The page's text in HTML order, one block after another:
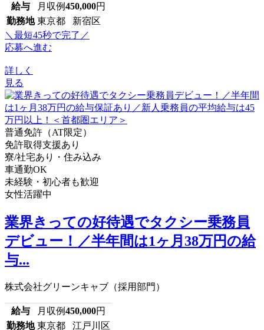
給与 月収例450,000円
勤務地 東京都 新宿区
＼最短45秒で完了／
応募へ進む
詳しく
見る
普通免許（AT限定）
免許取得支援あり
寮/社宅あり・住み込み
車通勤OK
未経験・初心者も歓迎
女性活躍中
業界きっての好待遇でタクシー乗務員
デビュー！／半年間は1ヶ月38万円の給
与...
株式会社グリーンキャブ（採用部門）
給与 月収例450,000円
勤務地 東京都 江戸川区